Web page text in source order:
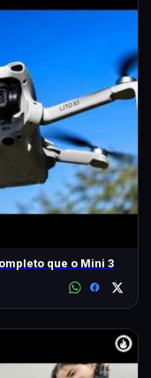
que o Mini 3